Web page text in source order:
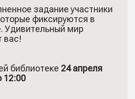
задание участники
фиксируются в
Удивительный мир
вас!
библиотеке 24 апреля
12:00